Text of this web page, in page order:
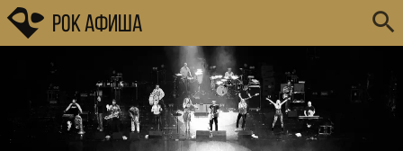
Рок Афиша